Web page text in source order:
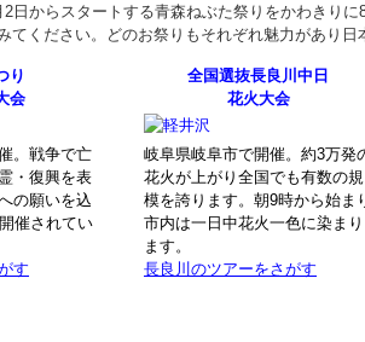
日からスタートする青森ねぶた祭りをかわきり
てください。どのお祭りもそれぞれ魅力があり
り
会
。戦争で亡
・復興を表
の願いを込
催されてい
す
全国選抜長良川中日
花火大会
岐阜県岐阜市で開催。約3万発
花火が上がり全国でも有数の規
模を誇ります。朝9時から始ま
市内は一日中花火一色に染まり
ます。
長良川のツアーをさがす